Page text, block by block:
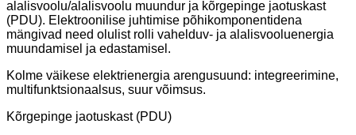
alalisvoolu/alalisvoolu muundur ja kõrgepinge jaotuskast
(PDU). Elektroonilise juhtimise põhikomponentidena
mängivad need olulist rolli vahelduv- ja alalisvooluenergia
muundamisel ja edastamisel.
Kolme väikese elektrienergia arengusuund: integreerimine,
multifunktsionaalsus, suur võimsus.
Kõrgepinge jaotuskast (PDU)